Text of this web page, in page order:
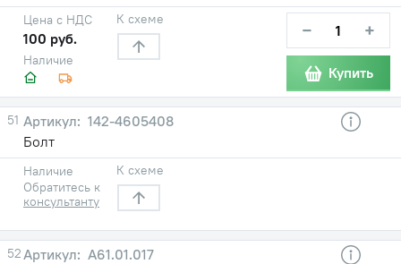
Наличие
Цена с НДС
100 руб.
К схеме − +
Купить
51
142-4605408
Болт
Наличие
Обратитесь к
консультанту
К схеме
52
А61.01.017